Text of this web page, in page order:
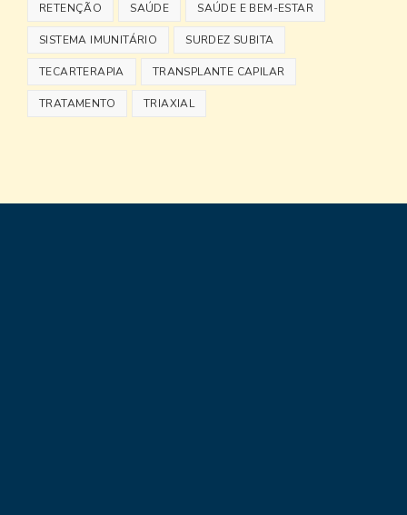
RETENÇÃO SAÚDE SAÚDE E BEM-ESTAR
SISTEMA IMUNITÁRIO SURDEZ SUBITA
TECARTERAPIA TRANSPLANTE CAPILAR
TRATAMENTO TRIAXIAL